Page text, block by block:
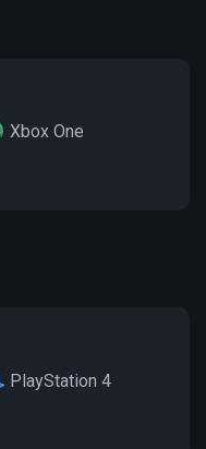
Xbox One
PlayStation 4